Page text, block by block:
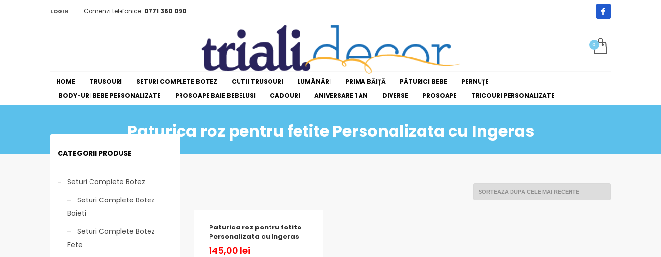
LOGIN Comenzi telefonice: 0771 360 090
HOME TRUSOURI SETURI COMPLETE BOTEZ CUTII TRUSOURI LUMÂNĂRI PRIMA BĂIȚĂ PĂTURICI BEBE
PERNUȚE
BODY-URI BEBE PERSONALIZATE
PROSOAPE BAIE BEBELUSI CADOURI ANIVERSARE 1 AN DIVERSE PROSOAPE TRICOURI PERSONALIZATE
Paturica roz pentru fetite Personalizata cu Ingeras
Paturica roz pentru fetite
Personalizata cu Ingeras
145,00 lei
CATEGORII PRODUSE
Seturi Complete Botez
Seturi Complete Botez
Baieti
Seturi Complete Botez
Fete